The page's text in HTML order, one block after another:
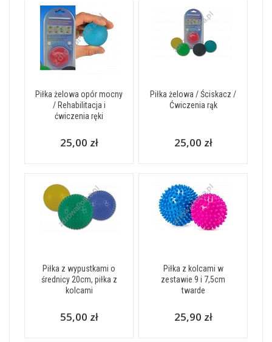
Piłka żelowa opór mocny
/ Rehabilitacja i
ćwiczenia ręki
25,00 zł
Piłka żelowa / Ściskacz /
Ćwiczenia rąk
25,00 zł
Piłka z wypustkami o
średnicy 20cm, piłka z
kolcami
55,00 zł
Piłka z kolcami w
zestawie 9 i 7,5cm
twarde
25,90 zł